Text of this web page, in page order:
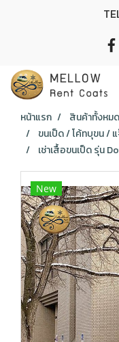
หน้าแรก สินค้าทั้งหมด
ขนเป็ด / โค้ทบุขน /
เช่าเสื้อขนเป็ด รุ่น
New